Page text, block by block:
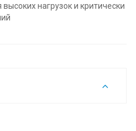
нагрузок и критически